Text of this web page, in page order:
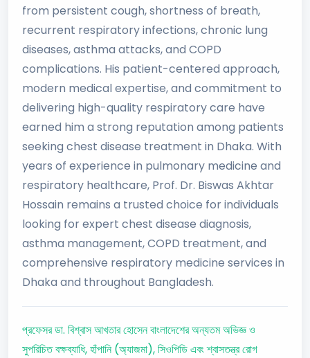
from persistent cough, shortness of breath,
recurrent respiratory infections, chronic lung
diseases, asthma attacks, and COPD
complications. His patient-centered approach,
modern medical expertise, and commitment to
delivering high-quality respiratory care have
earned him a strong reputation among patients
seeking chest disease treatment in Dhaka. With
years of experience in pulmonary medicine and
respiratory healthcare, Prof. Dr. Biswas Akhtar
Hossain remains a trusted choice for individuals
looking for expert chest disease diagnosis,
asthma management, COPD treatment, and
comprehensive respiratory medicine services in
Dhaka and throughout Bangladesh.
প্রফেসর ডা. বিশ্বাস আখতার হোসেন বাংলাদেশের অন্যতম অভিজ্ঞ ও
সুপরিচিত বক্ষব্যাধি, হাঁপানি (অ্যাজমা), সিওপিডি এবং শ্বাসতন্ত্র রোগ